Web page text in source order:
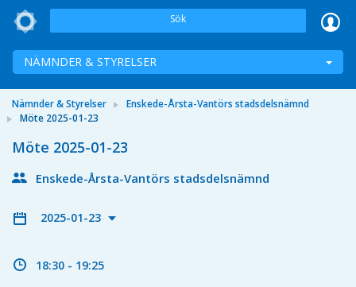
Sök
NÄMNDER & STYRELSER
Nämnder & Styrelser
Enskede-Årsta-Vantörs stadsdelsnämnd
Möte 2025-01-23
Möte 2025-01-23
Enskede-Årsta-Vantörs stadsdelsnämnd
2025-01-23
18:30 - 19:25